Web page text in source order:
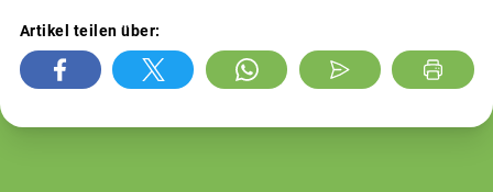
Artikel teilen über: